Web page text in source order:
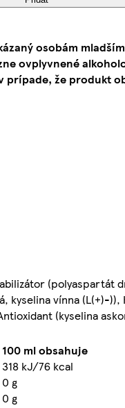
osobám
ovplyvnené
prípade, že produkt
(polyaspartát
kyselina vínna (L(+)-)),
(kyselina
100 ml obsahuje
318 kJ/76 kcal
0 g
0 g